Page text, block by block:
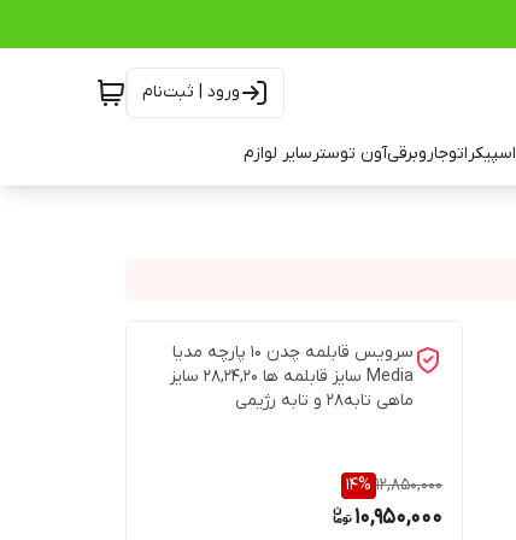
ورود | ثبت‌نام
اسپیکراتوجاروبرقیآون توسترسایر لوازم
سرویس قابلمه چدن 10 پارچه مدیا
Media سایز قابلمه ها 28,24,20 سایز
ماهی تابه28 و تابه رژیمی
12,850,000
14%
10,950,000